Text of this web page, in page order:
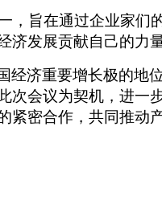
旨在通过企业家们
发展贡献自己的力量
济重要增长极的地
会议为契机，进一
密合作，共同推动